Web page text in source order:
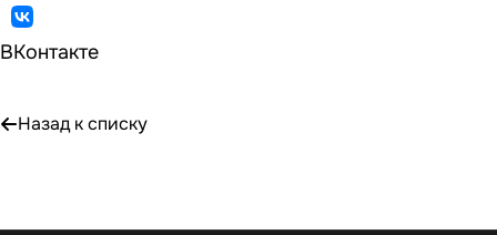
ВКонтакте
Назад к списку